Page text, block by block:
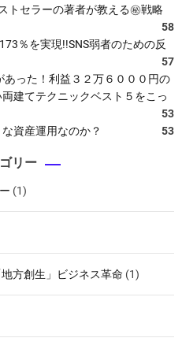
トセラーの著者が教える㊙戦略
58
％を実現!!SNS弱者のための反
57
あった！利益３２万６０００円の
建てテクニックベスト５をこっ
53
資産運用なのか？
53
リー
(1)
方創生」ビジネス革命 (1)